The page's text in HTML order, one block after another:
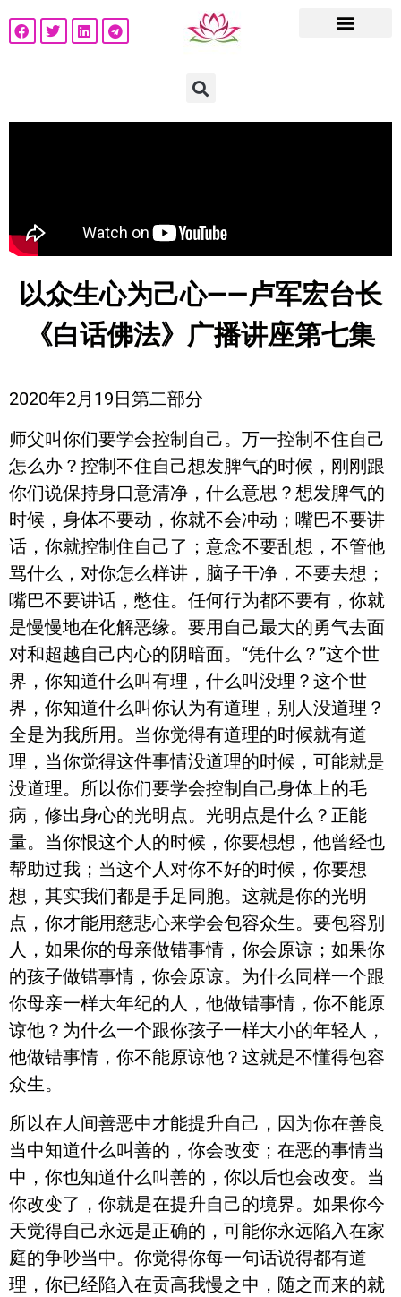
以众生心为己心——卢军宏台长
《白话佛法》广播讲座第七集
2020年2月19日第二部分
师父叫你们要学会控制自己。万一控制不住自己
怎么办？控制不住自己想发脾气的时候，刚刚跟
你们说保持身口意清净，什么意思？想发脾气的
时候，身体不要动，你就不会冲动；嘴巴不要讲
话，你就控制住自己了；意念不要乱想，不管他
骂什么，对你怎么样讲，脑子干净，不要去想；
嘴巴不要讲话，憋住。任何行为都不要有，你就
是慢慢地在化解恶缘。要用自己最大的勇气去面
对和超越自己内心的阴暗面。“凭什么？”这个世
界，你知道什么叫有理，什么叫没理？这个世
界，你知道什么叫你认为有道理，别人没道理？
全是为我所用。当你觉得有道理的时候就有道
理，当你觉得这件事情没道理的时候，可能就是
没道理。所以你们要学会控制自己身体上的毛
病，修出身心的光明点。光明点是什么？正能
量。当你恨这个人的时候，你要想想，他曾经也
帮助过我；当这个人对你不好的时候，你要想
想，其实我们都是手足同胞。这就是你的光明
点，你才能用慈悲心来学会包容众生。要包容别
人，如果你的母亲做错事情，你会原谅；如果你
的孩子做错事情，你会原谅。为什么同样一个跟
你母亲一样大年纪的人，他做错事情，你不能原
谅他？为什么一个跟你孩子一样大小的年轻人，
他做错事情，你不能原谅他？这就是不懂得包容
众生。
所以在人间善恶中才能提升自己，因为你在善良
当中知道什么叫善的，你会改变；在恶的事情当
中，你也知道什么叫善的，你以后也会改变。当
你改变了，你就是在提升自己的境界。如果你今
天觉得自己永远是正确的，可能你永远陷入在家
庭的争吵当中。你觉得你每一句话说得都有道
理，你已经陷入在贡高我慢之中，随之而来的就